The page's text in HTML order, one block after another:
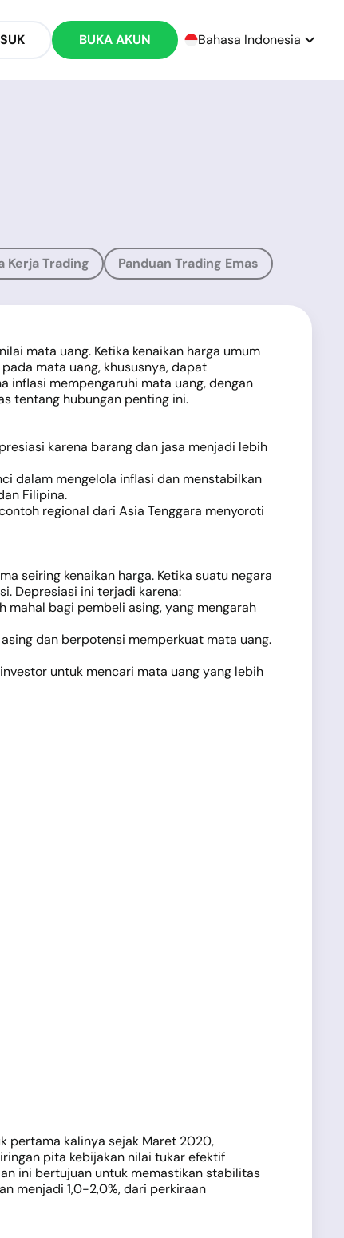
BUKA AKUN Bahasa Indonesia
Kerja Trading Panduan Trading Emas
mata uang. Ketika kenaikan harga umum
mata uang, khususnya, dapat
inflasi mempengaruhi mata uang, dengan
tentang hubungan penting ini.
karena barang dan jasa menjadi lebih
dalam mengelola inflasi dan menstabilkan
Filipina.
regional dari Asia Tenggara menyoroti
seiring kenaikan harga. Ketika suatu negara
Depresiasi ini terjadi karena:
bagi pembeli asing, yang mengarah
dan berpotensi memperkuat mata uang.
untuk mencari mata uang yang lebih
pertama kalinya sejak Maret 2020,
pita kebijakan nilai tukar efektif
ini bertujuan untuk memastikan stabilitas
menjadi 1,0-2,0%, dari perkiraan